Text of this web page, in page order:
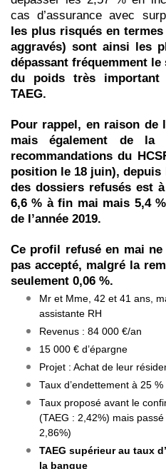
cas d’assurance avec
les plus risqués en
aggravés) sont ainsi les
dépassant fréquemment
du poids très important
TAEG.
Pour rappel, en raison de
mais également de la
recommandations du
position le 18 juin),depuis
des dossiers refusés est
6,6 % à fin mai mais 5,4
de l’année 2019.
Ce profil refusé en mai
pas accepté, malgré la
seulement 0,06 %.
Mr et Mme, 42 et 41 ans,
assistante RH
Revenus : 84 000 €/an
15 000 € d’épargne
Projet : Achat de leur
Taux d’endettement à 25 %
Taux proposé avant le
(TAEG : 2,42%) mais
2,86%)
TAEG supérieur au taux
la banque